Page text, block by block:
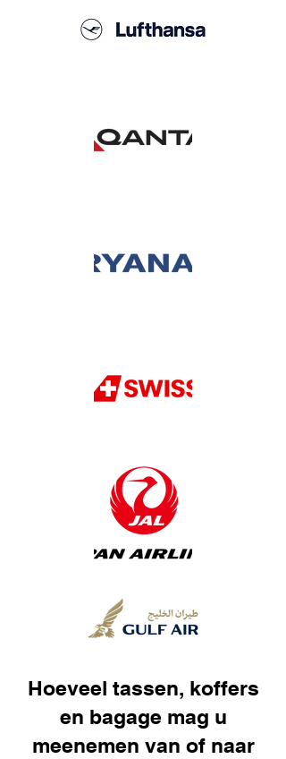
Hoeveel tassen, koffers
en bagage mag u
meenemen van of naar